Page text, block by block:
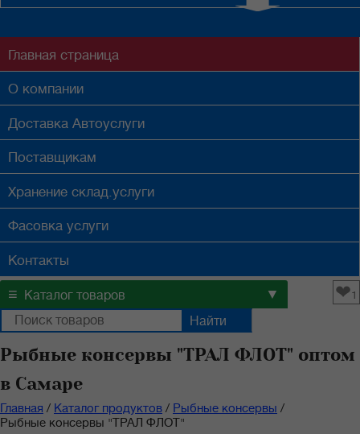
Главная страница
О компании
Доставка Автоуслуги
Поставщикам
Хранение склад.услуги
Фасовка услуги
Контакты
≡ Каталог товаров ▼ ❤1
Рыбные консервы "ТРАЛ ФЛОТ" оптом
в Самаре
Главная / Каталог продуктов / Рыбные консервы /
Рыбные консервы "ТРАЛ ФЛОТ"